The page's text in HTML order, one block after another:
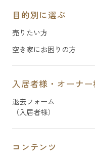
目的別に選ぶ
売りたい方
空き家にお困りの方
入居者様・オーナー
退去フォーム
（入居者様）
コンテンツ